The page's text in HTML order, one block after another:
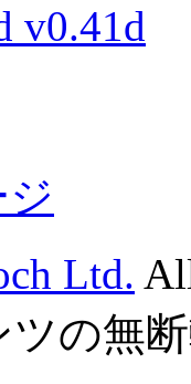
v0.41d
Ltd.
の無